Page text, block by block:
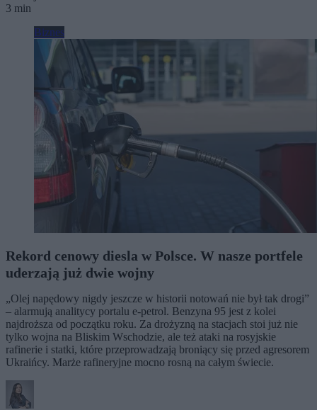
3 min
Biznes
Rekord cenowy diesla w Polsce. W nasze portfele
uderzają już dwie wojny
„Olej napędowy nigdy jeszcze w historii notowań nie był tak drogi”
– alarmują analitycy portalu e-petrol. Benzyna 95 jest z kolei
najdroższa od początku roku. Za drożyzną na stacjach stoi już nie
tylko wojna na Bliskim Wschodzie, ale też ataki na rosyjskie
rafinerie i statki, które przeprowadzają broniący się przed agresorem
Ukraińcy. Marże rafineryjne mocno rosną na całym świecie.